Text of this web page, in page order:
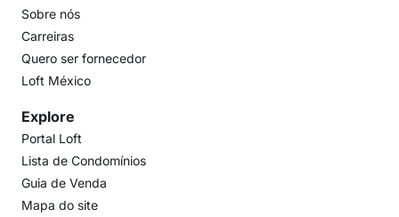
Sobre nós
Carreiras
Quero ser fornecedor
Loft México
Explore
Portal Loft
Lista de Condomínios
Guia de Venda
Mapa do site